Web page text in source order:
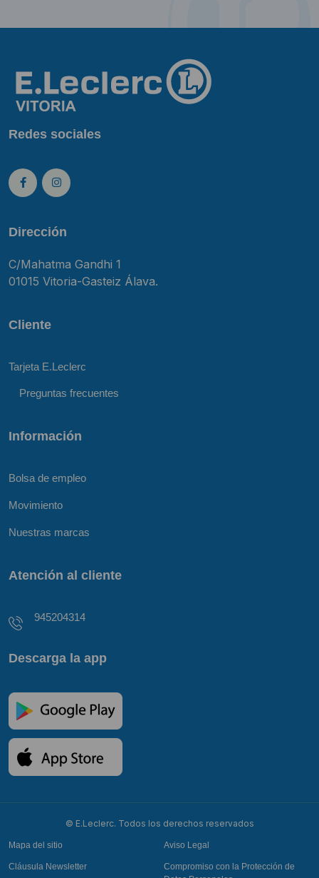
Redes sociales
Dirección
C/Mahatma Gandhi 1
01015 Vitoria-Gasteiz Álava.
Cliente
Tarjeta E.Leclerc
Preguntas frecuentes
Información
Bolsa de empleo
Movimiento
Nuestras marcas
Atención al cliente
945204314
Descarga la app
© E.Leclerc. Todos los derechos reservados
Mapa del sitio Aviso Legal
Cláusula Newsletter
Compromiso con la Protección de